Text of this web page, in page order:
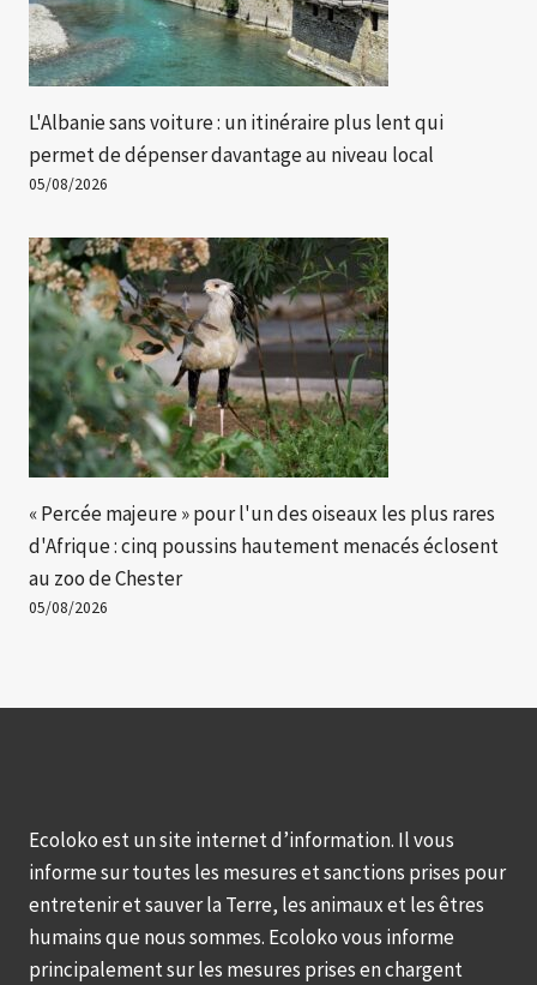
L'Albanie sans voiture : un itinéraire plus lent qui
permet de dépenser davantage au niveau local
05/08/2026
« Percée majeure » ​​pour l'un des oiseaux les plus rares
d'Afrique : cinq poussins hautement menacés éclosent
au zoo de Chester
05/08/2026
Ecoloko est un site internet d’information. Il vous
informe sur toutes les mesures et sanctions prises pour
entretenir et sauver la Terre, les animaux et les êtres
humains que nous sommes. Ecoloko vous informe
principalement sur les mesures prises en chargent